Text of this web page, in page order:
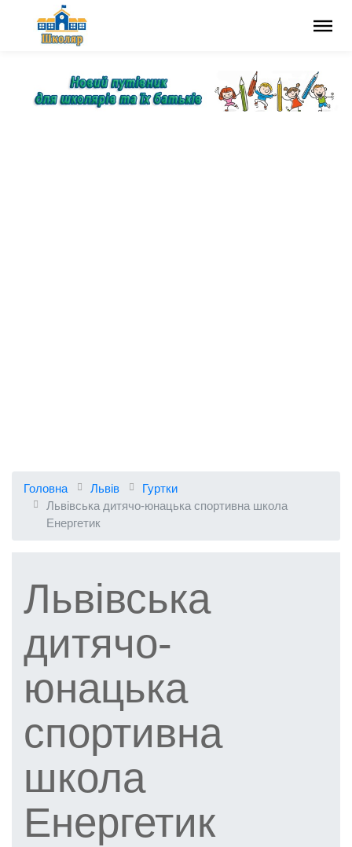
Головна Львів
Гуртки
Львівська дитячо-юнацька спортивна школа
Енергетик
Львівська
дитячо-
юнацька
спортивна
школа
Енергетик